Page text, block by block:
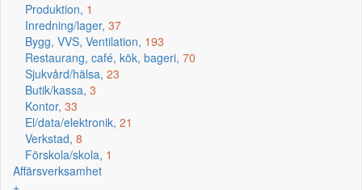
Produktion, 1
Inredning/lager, 37
Bygg, VVS, Ventilation, 193
Restaurang, café, kök, bageri, 70
Sjukvård/hälsa, 23
Butik/kassa, 3
Kontor, 33
El/data/elektronik, 21
Verkstad, 8
Förskola/skola, 1
Affärsverksamhet
+